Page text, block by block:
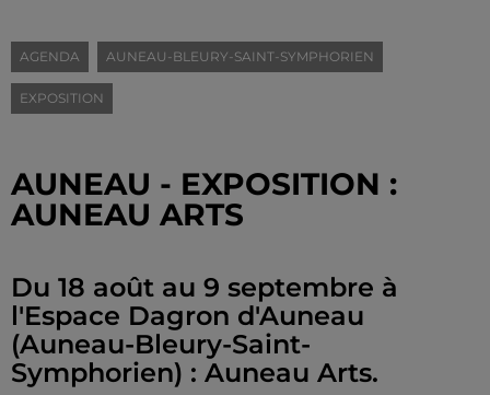
AGENDA AUNEAU-BLEURY-SAINT-SYMPHORIEN
EXPOSITION
AUNEAU - EXPOSITION :
AUNEAU ARTS
Du 18 août au 9 septembre à
l'Espace Dagron d'Auneau
(Auneau-Bleury-Saint-
Symphorien) : Auneau Arts.